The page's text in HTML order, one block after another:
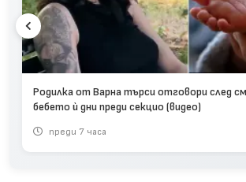
Родилка от Варна търси отговори след
бебето ѝ дни преди секцио (видео)
преди 7 часа